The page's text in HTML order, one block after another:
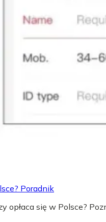
Poradnik
opłaca się w Polsce?